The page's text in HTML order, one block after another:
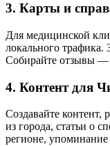
3. Карты и
Для медицинской
локального трафика.
Собирайте отзывы —
4. Контент для
Создавайте контент,
из города, статьи о
регионе,